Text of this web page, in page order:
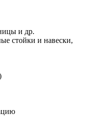
и др.
стойки и навески,